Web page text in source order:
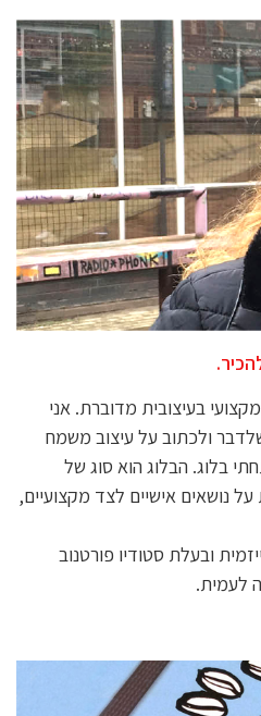
בעיצובית מדוברת. אני
ולכתוב על עיצוב משמח
בלוג. הבלוג הוא סוג של
נושאים אישיים לצד מקצועיים,
ובעלת סטודיו פורטנוב
לעמית.